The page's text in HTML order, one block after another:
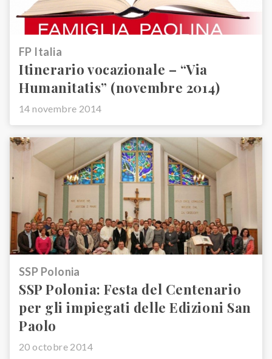
FP Italia
Itinerario vocazionale – “Via
Humanitatis” (novembre 2014)
14 novembre 2014
SSP Polonia
SSP Polonia: Festa del Centenario
per gli impiegati delle Edizioni San
Paolo
20 octobre 2014